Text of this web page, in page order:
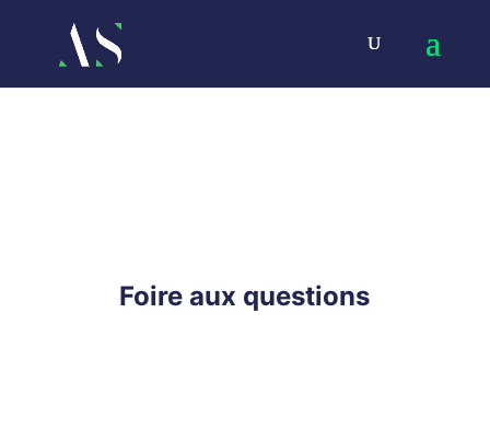
Foire aux questions